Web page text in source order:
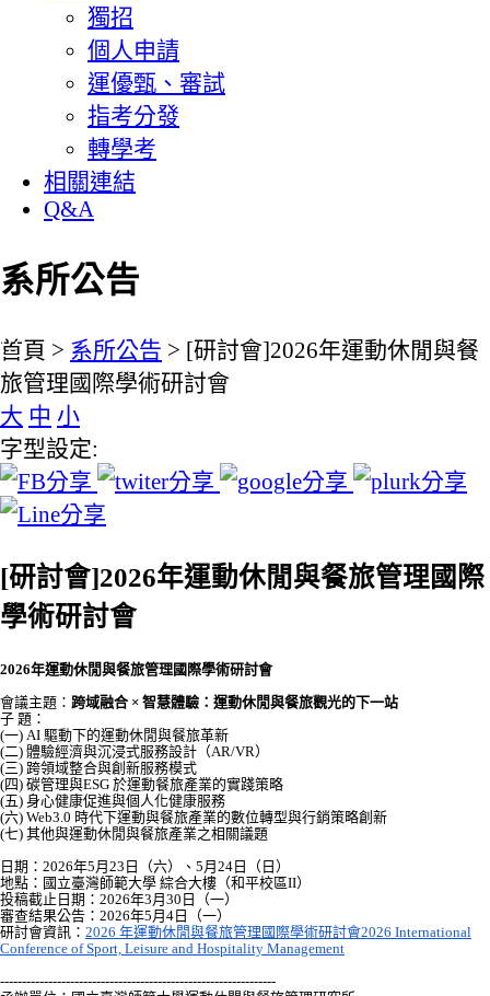
獨招
個人申請
運優甄、審試
指考分發
轉學考
相關連結
Q&A
系所公告
:::
首頁 > 系所公告 > [研討會]2026年運動休閒與餐
旅管理國際學術研討會
大 中 小
字型設定:
[研討會]2026年運動休閒與餐旅管理國際
學術研討會
2026年運動休閒與餐旅管理國際學術研討會
會議主題： 跨域融合 × 智慧體驗：運動休閒與餐旅觀光的下一站
子 題：
(一) AI 驅動下的運動休閒與餐旅革新
(二) 體驗經濟與沉浸式服務設計（AR/VR）
(三) 跨領域整合與創新服務模式
(四) 碳管理與ESG 於運動餐旅產業的實踐策略
(五) 身心健康促進與個人化健康服務
(六) Web3.0 時代下運動與餐旅產業的數位轉型與行銷策略創新
(七) 其他與運動休閒與餐旅產業之相關議題
日期：2026年5月23日（六）、5月24日（日）
地點：國立臺灣師範大學 綜合大樓（和平校區II）
投稿截止日期：2026年3月30日（一）
審查結果公告：2026年5月4日（一）
研討會資訊： 2026 年運動休閒與餐旅管理國際學術研討會2026 International
Conference of Sport, Leisure and Hospitality Management
---------------------------------------------------------------